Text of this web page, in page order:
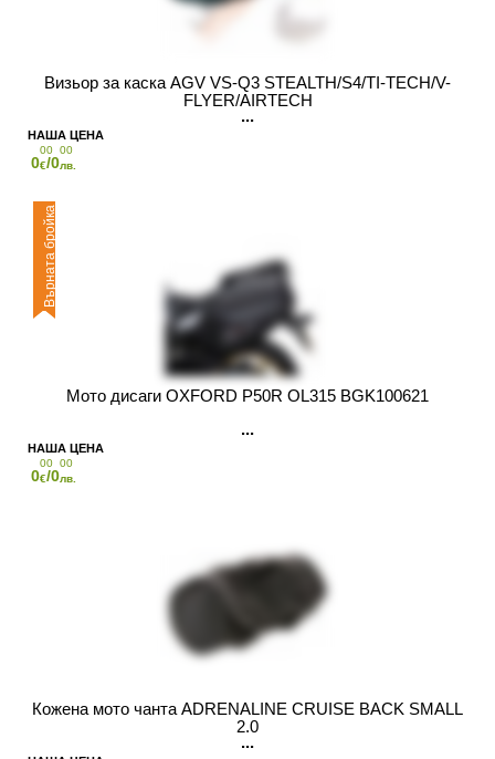
Визьор за каска AGV VS-Q3 STEALTH/S4/TI-TECH/V-
FLYER/AIRTECH
0
00
€/0
00
лв.
Върната бройка
Мото дисаги OXFORD P50R OL315 BGK100621
0
00
€/0
00
лв.
Кожена мото чанта ADRENALINE CRUISE BACK SMALL
2.0